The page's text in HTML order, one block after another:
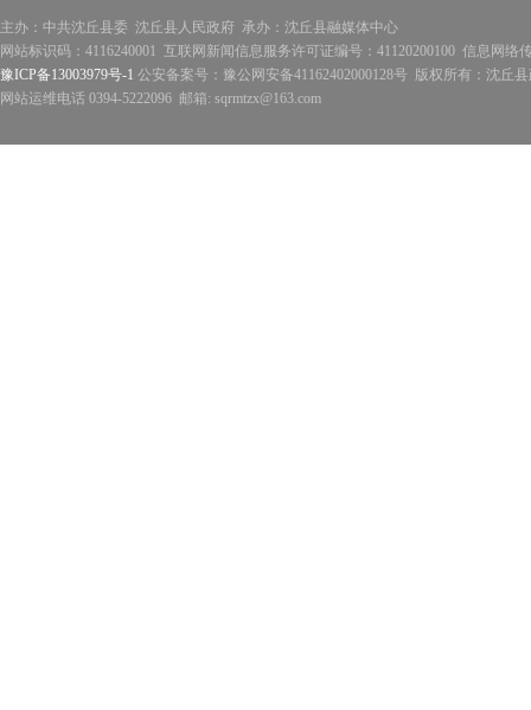
主办：中共沈丘县委 沈丘县人民政府 承办：沈丘县融媒体中心
网站标识码：4116240001 互联网新闻信息服务许可证编号：41120200100 信息网络
豫ICP备13003979号-1 公安备案号：豫公网安备41162402000128号 版权所有：沈丘
网站运维电话 0394-5222096 邮箱: sqrmtzx@163.com